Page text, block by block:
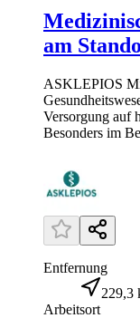
am
ASKLEPIOS
Versorgung auf
Besonders im
Entfernung
229,3
Arbeitsort